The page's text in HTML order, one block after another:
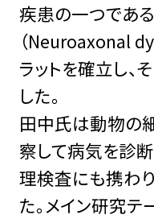
疾患の一つであ
（Neuroaxonal
ラットを確立し、
した。
田中氏は動物の
察して病気を診
理検査にも携わ
た。メイン研究テ